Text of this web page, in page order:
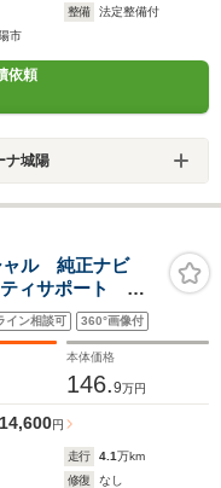
整備
法定整備付
市
依頼
ナ城陽
ャル 純正ナビ
ィサポート 禁
ンサー スマー
ミ オートハイビ
イン相談可 360°画像付
本体価格
146.9万円
14,600円
走行 4.1万km
修復
なし